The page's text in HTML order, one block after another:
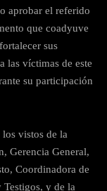
aprobar el referido
que coadyuve
sus
las víctimas de este
su participación
vistos de la
Gerencia General,
Coordinadora de
y de la